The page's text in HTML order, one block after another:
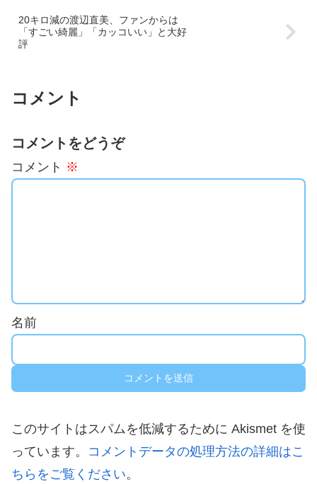
20キロ減の渡辺直美、ファンからは
「すごい綺麗」「カッコいい」と大好
評
コメント
コメントをどうぞ
コメント ※
名前
このサイトはスパムを低減するために Akismet を使
っています。 コメントデータの処理方法の詳細はこ
ちらをご覧ください。